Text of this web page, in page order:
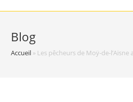
Blog
Accueil » Les pêcheurs de Moÿ-de-